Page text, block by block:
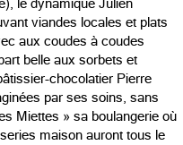
le dynamique Julien
viandes locales et plats
aux coudes à coudes
belle aux sorbets et
chocolatier Pierre
par ses soins, sans
Miettes » sa boulangerie où
maison auront tous le